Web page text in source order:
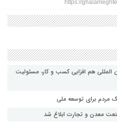
https://
المللی هم افزایی کسب و کار، مسئولیت
مردم برای توسعه ملی
معدن و تجارت ابلاغ شد